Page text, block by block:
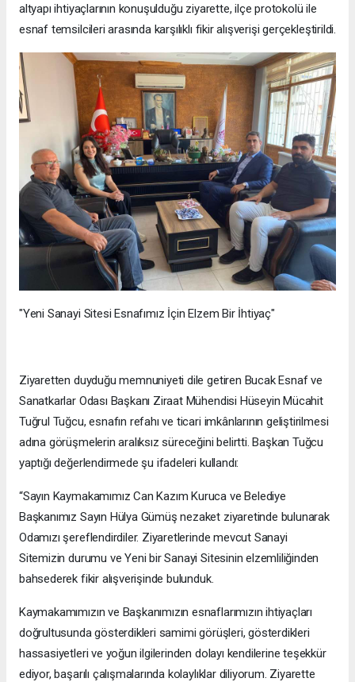
altyapı ihtiyaçlarının konuşulduğu ziyarette, ilçe protokolü ile
esnaf temsilcileri arasında karşılıklı fikir alışverişi gerçekleştirildi.
"Yeni Sanayi Sitesi Esnafımız İçin Elzem Bir İhtiyaç"
Ziyaretten duyduğu memnuniyeti dile getiren Bucak Esnaf ve
Sanatkarlar Odası Başkanı Ziraat Mühendisi Hüseyin Mücahit
Tuğrul Tuğcu, esnafın refahı ve ticari imkânlarının geliştirilmesi
adına görüşmelerin aralıksız süreceğini belirtti. Başkan Tuğcu
yaptığı değerlendirmede şu ifadeleri kullandı:
“Sayın Kaymakamımız Can Kazım Kuruca ve Belediye
Başkanımız Sayın Hülya Gümüş nezaket ziyaretinde bulunarak
Odamızı şereflendirdiler. Ziyaretlerinde mevcut Sanayi
Sitemizin durumu ve Yeni bir Sanayi Sitesinin elzemliliğinden
bahsederek fikir alışverişinde bulunduk.
Kaymakamımızın ve Başkanımızın esnaflarımızın ihtiyaçları
doğrultusunda gösterdikleri samimi görüşleri, gösterdikleri
hassasiyetleri ve yoğun ilgilerinden dolayı kendilerine teşekkür
ediyor, başarılı çalışmalarında kolaylıklar diliyorum. Ziyarette